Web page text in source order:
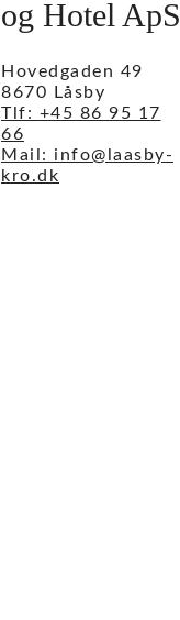
og Hotel ApS
Hovedgaden 49
8670 Låsby
Tlf: +45 86 95 17
66
Mail: info@laasby-
kro.dk